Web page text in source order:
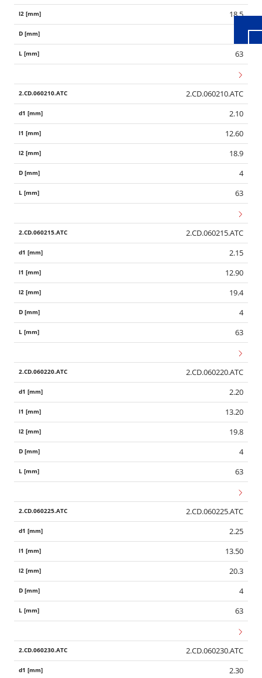
18.5
63
2.CD.060210.ATC
2.10
12.60
18.9
4
63
2.CD.060215.ATC
2.15
12.90
19.4
4
63
2.CD.060220.ATC
2.20
13.20
19.8
4
63
2.CD.060225.ATC
2.25
13.50
20.3
4
63
2.CD.060230.ATC
2.30